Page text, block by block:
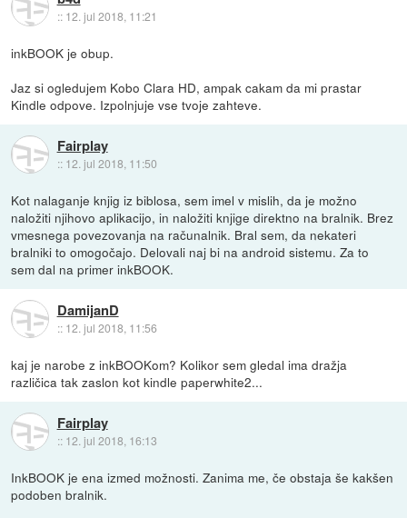
:: 12. jul 2018, 11:21
inkBOOK je obup.
Jaz si ogledujem Kobo Clara HD, ampak cakam da mi prastar
Kindle odpove. Izpolnjuje vse tvoje zahteve.
Fairplay
:: 12. jul 2018, 11:50
Kot nalaganje knjig iz biblosa, sem imel v mislih, da je možno
naložiti njihovo aplikacijo, in naložiti knjige direktno na bralnik. Brez
vmesnega povezovanja na računalnik. Bral sem, da nekateri
bralniki to omogočajo. Delovali naj bi na android sistemu. Za to
sem dal na primer inkBOOK.
DamijanD
:: 12. jul 2018, 11:56
kaj je narobe z inkBOOKom? Kolikor sem gledal ima dražja
različica tak zaslon kot kindle paperwhite2...
Fairplay
:: 12. jul 2018, 16:13
InkBOOK je ena izmed možnosti. Zanima me, če obstaja še kakšen
podoben bralnik.